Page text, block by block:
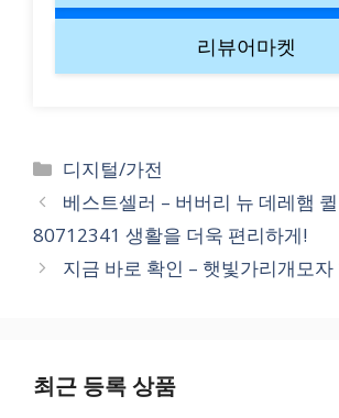
리뷰어마켓
Categories
디지털/가전
베스트셀러 – 버버리 뉴 데레햄
80712341 생활을 더욱 편리하게!
지금 바로 확인 – 햇빛가리개모
최근 등록 상품